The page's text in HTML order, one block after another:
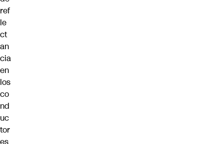
ref
le
ct
an
cia
en
los
co
nd
uc
tor
es